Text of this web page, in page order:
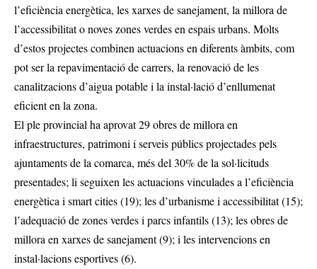
l’eficiència energètica, les xarxes de sanejament, la millora de
l’accessibilitat o noves zones verdes en espais urbans. Molts
d’estos projectes combinen actuacions en diferents àmbits, com
pot ser la repavimentació de carrers, la renovació de les
canalitzacions d’aigua potable i la instal·lació d’enllumenat
eficient en la zona.
El ple provincial ha aprovat 29 obres de millora en
infraestructures, patrimoni i serveis públics projectades pels
ajuntaments de la comarca, més del 30% de la sol·licituds
presentades; li seguixen les actuacions vinculades a l’eficiència
energètica i smart cities (19); les d’urbanisme i accessibilitat (15);
l’adequació de zones verdes i parcs infantils (13); les obres de
millora en xarxes de sanejament (9); i les intervencions en
instal·lacions esportives (6).